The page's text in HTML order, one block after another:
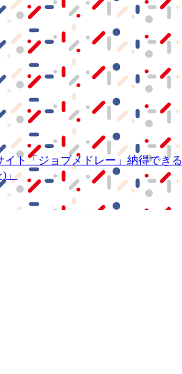
イト 「ジョブメドレー」 納得できる
)」